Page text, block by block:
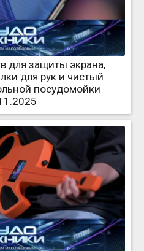
для защиты экрана,
для рук и чистый
посудомойки